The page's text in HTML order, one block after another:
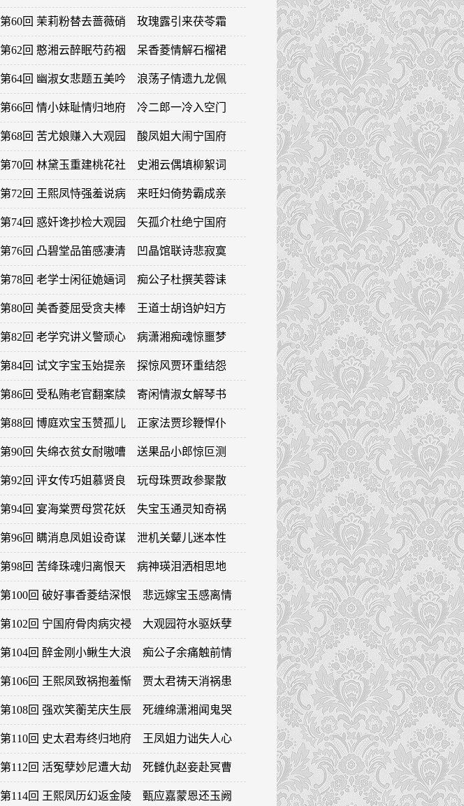
第60回 茉莉粉替去蔷薇硝 玫瑰露引来茯苓霜
第62回 憨湘云醉眠芍药裀 呆香菱情解石榴裙
第64回 幽淑女悲题五美吟 浪荡子情遗九龙佩
第66回 情小妹耻情归地府 冷二郎一冷入空门
第68回 苦尤娘赚入大观园 酸凤姐大闹宁国府
第70回 林黛玉重建桃花社 史湘云偶填柳絮词
第72回 王熙凤恃强羞说病 来旺妇倚势霸成亲
第74回 惑奸谗抄检大观园 矢孤介杜绝宁国府
第76回 凸碧堂品笛感凄清 凹晶馆联诗悲寂寞
第78回 老学士闲征姽婳词 痴公子杜撰芙蓉诔
第80回 美香菱屈受贪夫棒 王道士胡诌妒妇方
第82回 老学究讲义警顽心 病潇湘痴魂惊噩梦
第84回 试文字宝玉始提亲 探惊风贾环重结怨
第86回 受私贿老官翻案牍 寄闲情淑女解琴书
第88回 博庭欢宝玉赞孤儿 正家法贾珍鞭悍仆
第90回 失绵衣贫女耐嗷嘈 送果品小郎惊叵测
第92回 评女传巧姐慕贤良 玩母珠贾政参聚散
第94回 宴海棠贾母赏花妖 失宝玉通灵知奇祸
第96回 瞒消息凤姐设奇谋 泄机关颦儿迷本性
第98回 苦绛珠魂归离恨天 病神瑛泪洒相思地
第100回 破好事香菱结深恨 悲远嫁宝玉感离情
第102回 宁国府骨肉病灾祲 大观园符水驱妖孽
第104回 醉金刚小鳅生大浪 痴公子余痛触前情
第106回 王熙凤致祸抱羞惭 贾太君祷天消祸患
第108回 强欢笑蘅芜庆生辰 死缠绵潇湘闻鬼哭
第110回 史太君寿终归地府 王凤姐力诎失人心
第112回 活冤孽妙尼遭大劫 死雠仇赵妾赴冥曹
第114回 王熙凤历幻返金陵 甄应嘉蒙恩还玉阙